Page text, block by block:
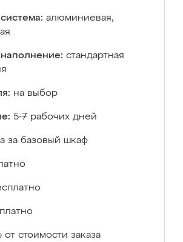
алюминиевая,
стандартная
на выбор
5-7 рабочих дней
за базовый шкаф
от стоимости заказа